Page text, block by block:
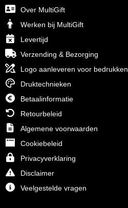
Swiss Peak
The One Towelling
Toppoint
Victorinox
Waterman
Over MultiGift
Werken bij MultiGift
Levertijd
Verzending & Bezorging
Logo aanleveren voor bedrukken
Druktechnieken
Betaalinformatie
Retourbeleid
Algemene voorwaarden
Cookiebeleid
Privacyverklaring
Disclaimer
Veelgestelde vragen